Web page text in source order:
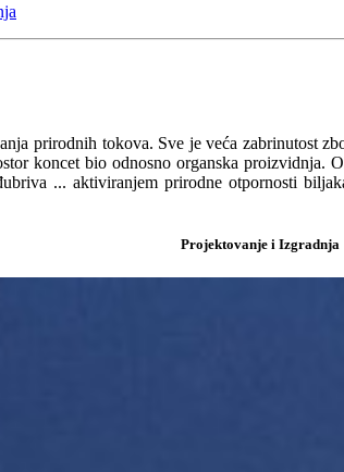
prirodnih tokova. Sve je veća zabrinutost
koncet bio odnosno organska
... aktiviranjem prirodne otpornosti
Projektovanje i Izgradnja